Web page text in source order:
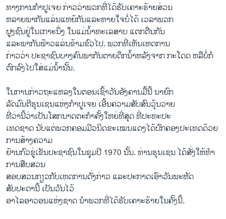
ພາສາຕ່າງໆ
ທາງ​ການ​ກໍາປູ​ເຈ​ຍ ກ່າວ​ວ່າພວກ​ທີ່​ໄດ້​ຮັບ​ເຄາະ​ຮ້າຍ​ສ່ວນ​
ຫລາຍພາກັນ​ແລ່ນ​ແຫຍ້​ກັນແລະ​ຫາຍ​ໃຈ​ບໍ່​ໄດ້ ​ເວລາ​ພວກ​
ຝູງ​ຊົນ​ຢູ່​ໃນ​ເກາະນຶ່ງ​ ໃນແມ່​ນໍ້າທະ​ເລ​ສາບ ​ແຕກ​ຕື່ນ​ກັນ
ແລະ​ພາກັນ​ຟ້າວ​ແລ່ນ​ຂ້າມ​ຂົວ​ໄປ. ພວກ​ທີ່ເຫັນ​ເຫດການ
ກ່າວ​ວ່າ ປະຊາຊົນ​ບາງ​ຄົນ​ພາກັນຕາຍ​ດຶກ​ນໍ້າ​ຫລັງຈາກ ກະ​ໂດດ ຫລື​ບໍ່​ກໍ​
ຕົກລົງໄປ​ໃສ່​ແມ່​ນໍ້ານັ້ນ.
ໃນ​ການ​ກ່າວຖະ​ແຫລ​ງ​ໃນ​ຕອນ​ເຊົ້າ​ວັນ​ອັງຄານ​ມື້​ນີ້ ນາຍົກ
ລັດ​ມົນຕີຮຸນເຊນ​ແຫ່ງ​ກໍາປູ​ເຈຍ ເອີ້ນ​ຄວາມ​ສັບສົນ​ວຸ້ນວາຍ
ທີ່​ວ່ານີ້​ວ່າເປັນ​ໂສກນາດຕະ​ກໍາ​ຄັ້ງ​ໃຫຍ່​ທີ່​ສຸດ​ ທີ່​ປະ​ທະ​ປະ
ເທດຊາດ ນັບ​ແຕ່​ພວກ​ຄອມ​ມີ​ວນິດ​ຂະ​ເໝນ​ແດງ​ໄດ້​ປົກຄອງ​ປະ​ເທດດ້ວຍ​
ການ​ສ້າງຄວາມ
ຢ້ານກົວ​ຂູ່​ເຂັນ​ປະຊາຊົນໃນຊຸມ​ປີ 1970 ນັ້ນ. ທ່ານ​ຮຸນເຊນ ​ໄດ້​ສັ່ງ​ໃຫ້​ທໍາ​
ການ​ສືບສວນ
ສອບ​ສວນ​ກຽວ​ກັບ​ເຫດການ​ດັ່ງກ່າວ ​ແລະ​ປະກາດ​ເອົາ​ວັນ​ພະຫັດ​
ສັບປະດານີ້ ​ເປັນ​ວັນໄວ້​
ອາ​ໄລ​ອາວ​ອນ​ແຫ່ງ​ຊາດ​ ນໍາ​ພວກ​ທີ່​ໄດ້​ຮັບ​ເຄາະ​ຮ້າຍ​ໃນ​ຄັ້ງ​ນີ້.